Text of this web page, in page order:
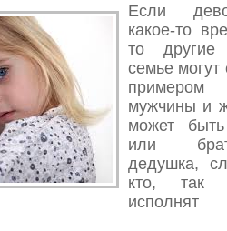
Если
какое-то
то
семье могут
примером
мужчины и
может
или
дедушка,
кто, так
исполнят